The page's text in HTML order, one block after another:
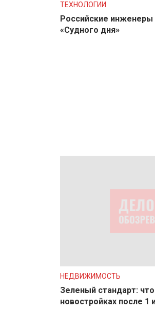
ТЕХНОЛОГИИ
Российские инженеры
«Судного дня»
НЕДВИЖИМОСТЬ
Зеленый стандарт:
новостройках после 1